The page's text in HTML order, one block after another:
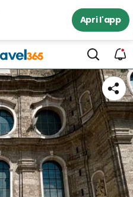
Apri l'app